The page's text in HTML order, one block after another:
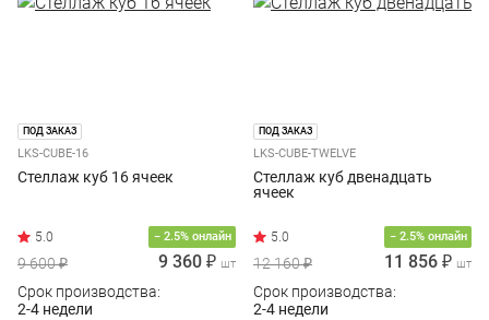
ПОД ЗАКАЗ
LKS-CUBE-16
Стеллаж куб 16 ячеек
− 2.5% онлайн
9 600 ₽ 9 360 ₽ шт
Срок производства:
2-4 недели
ПОД ЗАКАЗ
LKS-CUBE-TWELVE
Стеллаж куб двенадцать
ячеек
− 2.5% онлайн
12 160 ₽ 11 856 ₽ шт
Срок производства:
2-4 недели